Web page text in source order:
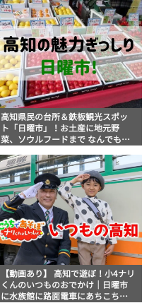
高知県民の台所＆鉄板観光スポッ
ト「日曜市」！お土産に地元野
菜、ソウルフードまで なんでもそ
説！
【動画あり】 高知で遊ぼ！小4ナリ
くんのいつものおでかけ｜日曜市
に水族館に路面電車にあちこち巡